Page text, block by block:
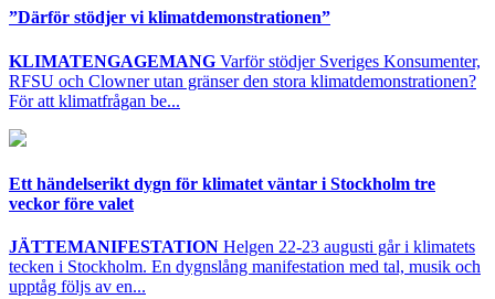
”Därför stödjer vi klimatdemonstrationen”
KLIMATENGAGEMANG Varför stödjer Sveriges Konsumenter,
RFSU och Clowner utan gränser den stora klimatdemonstrationen?
För att klimatfrågan be...
Ett händelserikt dygn för klimatet väntar i Stockholm tre
veckor före valet
JÄTTEMANIFESTATION Helgen 22-23 augusti går i klimatets
tecken i Stockholm. En dygnslång manifestation med tal, musik och
upptåg följs av en...